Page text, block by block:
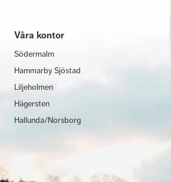
Våra kontor
Södermalm
Hammarby Sjöstad
Liljeholmen
Hägersten
Hallunda/Norsborg